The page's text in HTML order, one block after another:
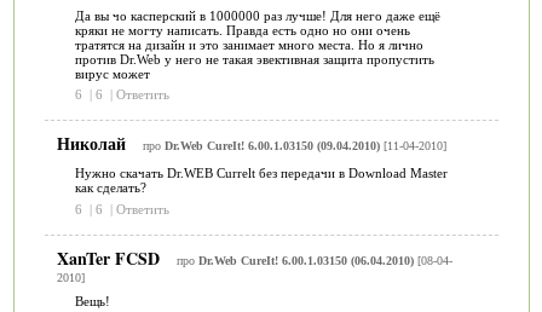
Да вы чо касперский в 1000000 раз лучше! Для него даже ещё
кряки не могту написать. Правда есть одно но они очень
тратятся на дизайн и это занимает много места. Но я лично
против Dr.Web у него не такая эвективная защита пропустить
вирус может
6
| 6 | Ответить
Николай про Dr.Web CureIt! 6.00.1.03150 (09.04.2010)[11-04-2010]
Нужно скачать Dr.WEB Currelt без передачи в Download Master
как сделать?
6
| 6 | Ответить
XanTer FCSD про Dr.Web CureIt! 6.00.1.03150 (06.04.2010)[08-04-
2010]
Вещь!